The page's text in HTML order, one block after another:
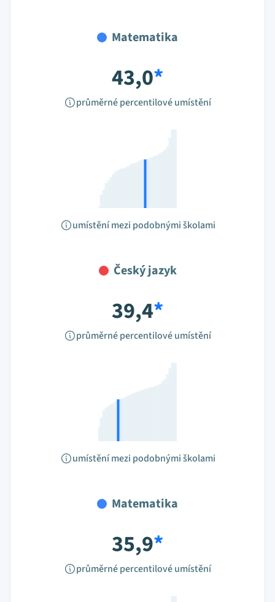
Matematika
43,0*
průměrné percentilové umístění
umístění mezi podobnými školami
Český jazyk
39,4*
průměrné percentilové umístění
umístění mezi podobnými školami
Matematika
35,9*
průměrné percentilové umístění